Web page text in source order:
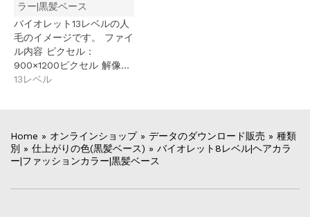
ラー|黒髪ベース
バイオレット13レベルの人
毛のイメージです。 ファイ
ル内容 ピクセル：
900×1200ピクセル 解像…
13レベル
Home » オンラインショップ » データのダウンロード販売 » 種類
別 » 仕上がりの色(黒髪ベース) » バイオレット8レベル|ヘアカラ
ー|ファッションカラー|黒髪ベース